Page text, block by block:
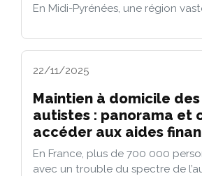
En Midi-Pyrénées, une région
22/11/2025
Maintien à domicile
autistes : panorama et
accéder aux aides
En France, plus de 700 000
avec un trouble du spectre de